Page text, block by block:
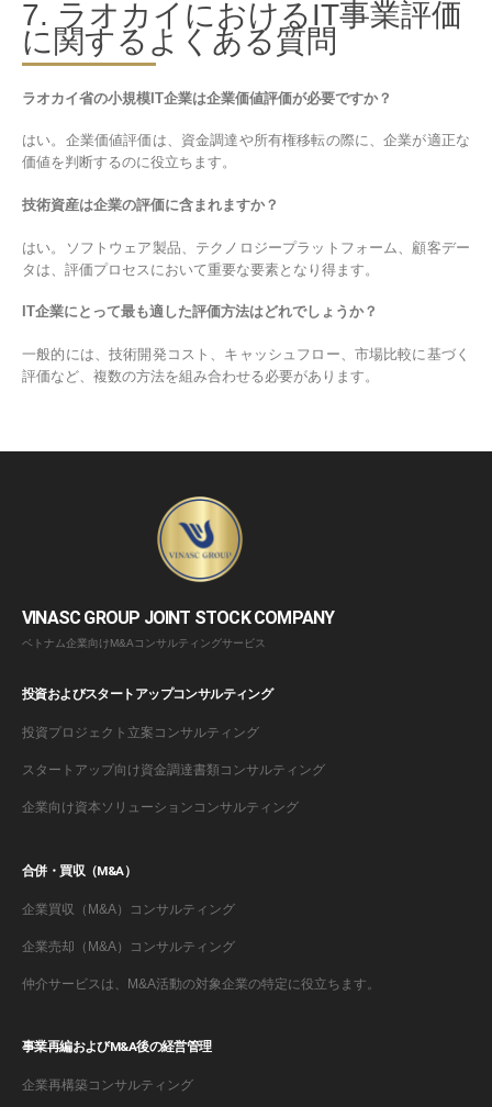
7. ラオカイにおけるIT事業評価
に関するよくある質問
ラオカイ省の小規模IT企業は企業価値評価が必要ですか？
はい。企業価値評価は、資金調達や所有権移転の際に、企業が適正な
価値を判断するのに役立ちます。
技術資産は企業の評価に含まれますか？
はい。ソフトウェア製品、テクノロジープラットフォーム、顧客デー
タは、評価プロセスにおいて重要な要素となり得ます。
IT企業にとって最も適した評価方法はどれでしょうか？
一般的には、技術開発コスト、キャッシュフロー、市場比較に基づく
評価など、複数の方法を組み合わせる必要があります。
VINASC GROUP JOINT STOCK COMPANY
ベトナム企業向けM&Aコンサルティングサービス
投資およびスタートアップコンサルティング
投資プロジェクト立案コンサルティング
スタートアップ向け資金調達書類コンサルティング
企業向け資本ソリューションコンサルティング
合併・買収（M&A）
企業買収（M&A）コンサルティング
企業売却（M&A）コンサルティング
仲介サービスは、M&A活動の対象企業の特定に役立ちます。
事業再編およびM&A後の経営管理
企業再構築コンサルティング